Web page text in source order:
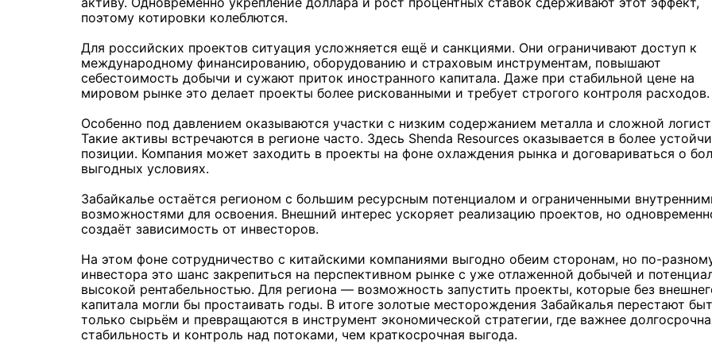
поэтому котировки колеблются.
Для российских проектов ситуация усложняется ещё и санкциями. Они ограничивают доступ к
международному финансированию, оборудованию и страховым инструментам, повышают
себестоимость добычи и сужают приток иностранного капитала. Даже при стабильной цене на
мировом рынке это делает проекты более рискованными и требует строгого контроля расходов.
Особенно под давлением оказываются участки с низким содержанием металла и сложной
Такие активы встречаются в регионе часто. Здесь Shenda Resources оказывается в более
позиции. Компания может заходить в проекты на фоне охлаждения рынка и договариваться о
выгодных условиях.
Забайкалье остаётся регионом с большим ресурсным потенциалом и ограниченными
возможностями для освоения. Внешний интерес ускоряет реализацию проектов, но
создаёт зависимость от инвесторов.
На этом фоне сотрудничество с китайскими компаниями выгодно обеим сторонам, но по-
инвестора это шанс закрепиться на перспективном рынке с уже отлаженной добычей и
высокой рентабельностью. Для региона — возможность запустить проекты, которые без
капитала могли бы простаивать годы. В итоге золотые месторождения Забайкалья перестают
только сырьём и превращаются в инструмент экономической стратегии, где важнее
стабильность и контроль над потоками, чем краткосрочная выгода.
Под Новосибирском в